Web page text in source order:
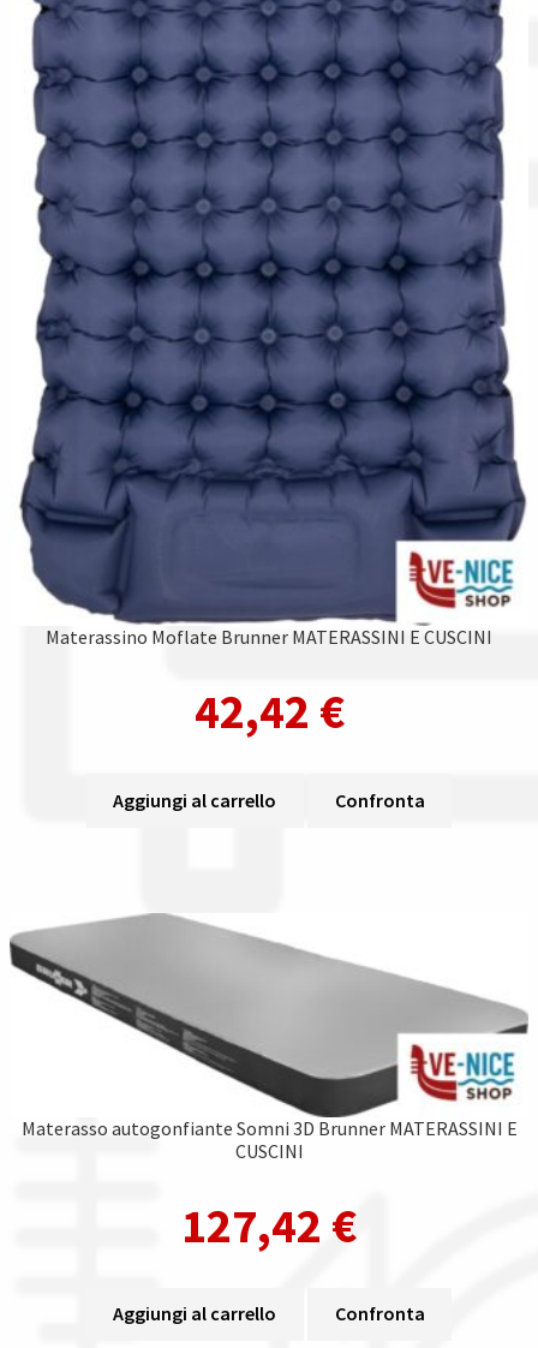
Materassino Moflate Brunner MATERASSINI E CUSCINI
42,42 €
Aggiungi al carrello Confronta
Materasso autogonfiante Somni 3D Brunner MATERASSINI E
CUSCINI
127,42 €
Aggiungi al carrello Confronta